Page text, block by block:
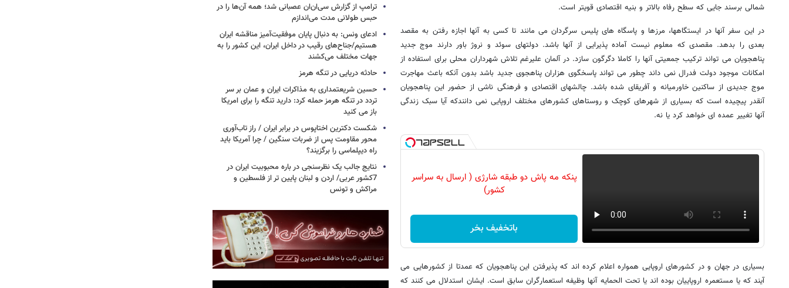
شمالی برسند جایی که سطح رفاه بالاتر و بنیه اقتصادی قویتر است.
در این سفر آنها در ایستگاهها، مرزها و پاسگاه های پلیس سرگردان می مانند تا کسی به آنها اجازه رفتن به مقصد
بعدی را بدهد. مقصدی که معلوم نیست آماده پذیرایی از آنها باشد. دولتهای سوئد و نروژ باور دارند موج جدید
پناهجویان می تواند ترکیب جمعیتی آنها را کاملا دگرگون سازد. در آلمان علیرغم تلاش شهرداران محلی برای استفاده از
امکانات موجود دولت فدرال نمی داند چطور می تواند پاسخگوی هزاران پناهجوی جدید باشد بدون آنکه باعث مهاجرت
موج جدیدی از ساکنین خاورمیانه و آفریقای شده باشد. چالشهای اقتصادی و فرهنگی ناشی از حضور این پناهجویان
آنقدر پیچیده است که بسیاری از شهرهای کوچک و روستاهای کشورهای مختلف اروپایی نمی دانندکه آیا سبک زندگی
آنها تغییر عمده ای خواهد کرد یا نه.
پنکه مه پاش دو طبقه شارژی ( ارسال به سراسر
کشور)
باتخفیف بخر
بسیاری در جهان و در کشورهای اروپایی همواره اعلام کرده اند که پذیرفتن این پناهجویان که عمدتا از کشورهایی می
آیند که یا مستعمره اروپاییان بوده اند یا تحت الحمایه آنها وظیفه استعمارگران سابق است. ایشان استدلال می کنند که
ترامپ از گزارش سی‌ان‌ان عصبانی شد؛ همه آن‌ها را در
حبس طولانی مدت می‌اندازم
ادعای ونس: به دنبال پایان موفقیت‌آمیز مناقشه ایران
هستیم/جناح‌های رقیب در داخل ایران، این کشور را به
جهات مختلف می‌کشند
حادثه دریایی در تنگه هرمز
حسین شریعتمداری به مذاکرات ایران و عمان بر سر
تردد در تنگه هرمز حمله کرد: دارید تنگه را برای امریکا
باز می کنید
شکست دکترین اختاپوس در برابر ایران / راز تاب‌آوری
محور مقاومت پس از ضربات سنگین / چرا آمریکا باید
راه دیپلماسی را برگزیند؟
نتایج جالب یک نظرسنجی در باره محبوبیت ایران در
7کشور عربی/ اردن و لبنان پایین تر از فلسطین و
مراکش و تونس